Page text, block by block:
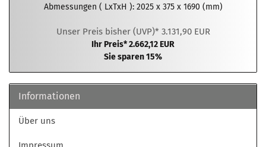
Abmessungen ( LxTxH ): 2025 x 375 x 1690 (mm)
Unser Preis bisher (UVP)* 3.131,90 EUR
Ihr Preis* 2.662,12 EUR
Sie sparen 15%
Informationen
Über uns